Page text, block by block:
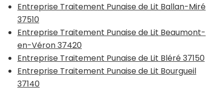
Entreprise Traitement Punaise de Lit Ballan-Miré
37510
Entreprise Traitement Punaise de Lit Beaumont-
en-Véron 37420
Entreprise Traitement Punaise de Lit Bléré 37150
Entreprise Traitement Punaise de Lit Bourgueil
37140